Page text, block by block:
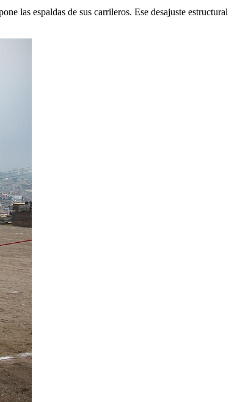
las espaldas de sus carrileros. Ese desajuste estructural